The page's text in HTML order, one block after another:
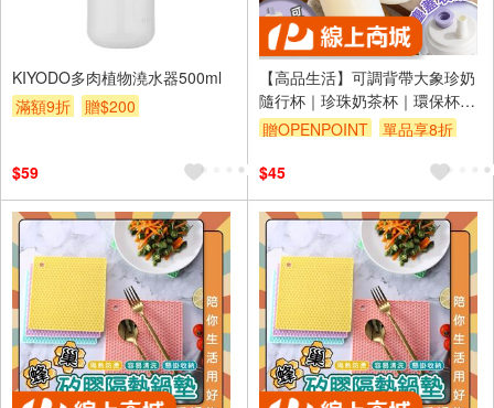
KIYODO多肉植物澆水器500ml
滿額9折
贈$200
$59
【高品生活】可調背帶大象珍奶
隨行杯｜珍珠奶茶杯｜環保杯｜
吸管杯｜手搖飲料杯｜隨身杯｜
贈OPENPOINT
單品享8折
$45